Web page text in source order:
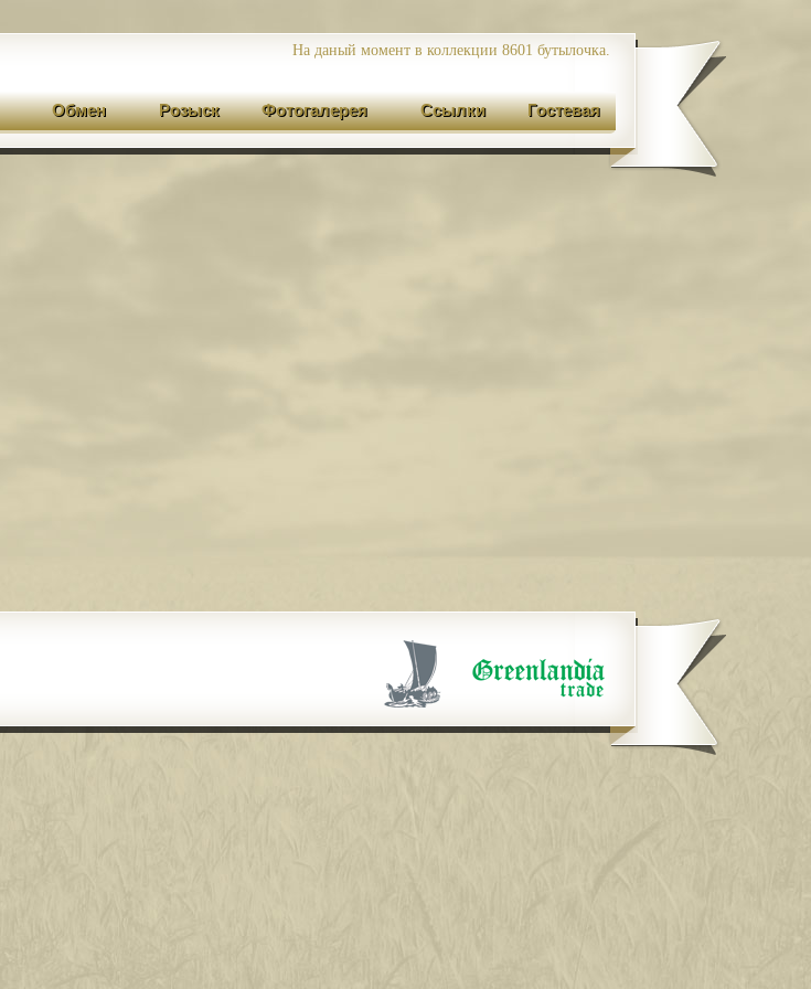
На даный момент в коллекции 8601 бутылочка.
Обмен Розыск Фотогалерея Ссылки Гостевая